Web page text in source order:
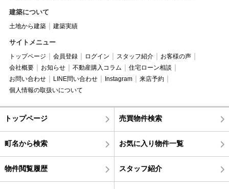
建築について
土地から建築 建築実績
サイトメニュー
トップページ 会員登録 ログイン スタッフ紹介
お客様の声
会社概要
お知らせ 不動産購入コラム
住宅ローン相談
お問い合わせ
LINE問い合わせ Instagram
来店予約
個人情報の取扱いについて
トップページ 売買物件検索
町名から検索 お気に入り物件一覧
物件閲覧履歴 スタッフ紹介